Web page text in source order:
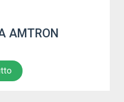
AMTRON